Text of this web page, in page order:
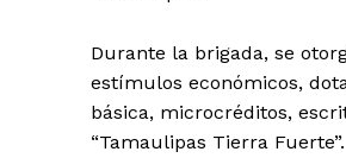
Durante la brigada, se
estímulos económicos,
básica, microcréditos,
“Tamaulipas Tierra Fuerte”.